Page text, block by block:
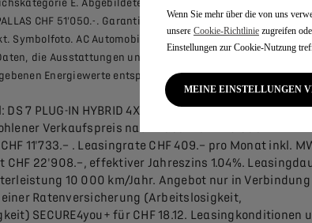
E. Abgebildetes Modell mit Optionen: DS 7 PLUG-
CHF 51'050.-. Garantie 5 Jahre/100'000 km (was zuerst
Symbolfoto. AC Automobile Schweiz AG behält sich das
die Ausstattungen und die Preise ohne Vorankündigung
Energiewerte entsprechen den WLTP-Standard.
7 PLUG-IN HYBRID 4X4 300 PALLAS Katalogpreis
Verkaufspreis nach Rabatt CHF 49'800 –.
11'733.– . Leasingrate CHF 409.– pro Monat inkl.
CHF 22'908.–, effektiver Jahreszins 1.04%.
10 000 km/Jahr. Angebot nur in
Ratenversicherung (Arbeitslosigkeit,
SECURE4you+ für CHF 18.12. Leasingkonditionen
Wenn Sie mehr über die von uns
unsere Cookie-Richtlinie zugreifen
Einstellungen zur Cookie-Nutzung
MEINE EINSTELLUNGEN